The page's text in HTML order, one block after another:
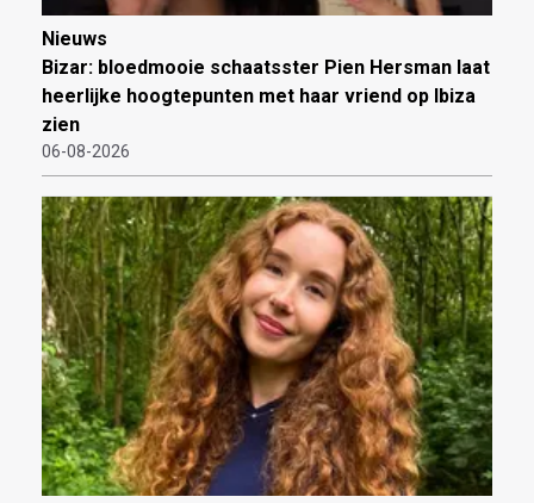
Nieuws
Bizar: bloedmooie schaatsster Pien Hersman laat
heerlijke hoogtepunten met haar vriend op Ibiza
zien
06-08-2026